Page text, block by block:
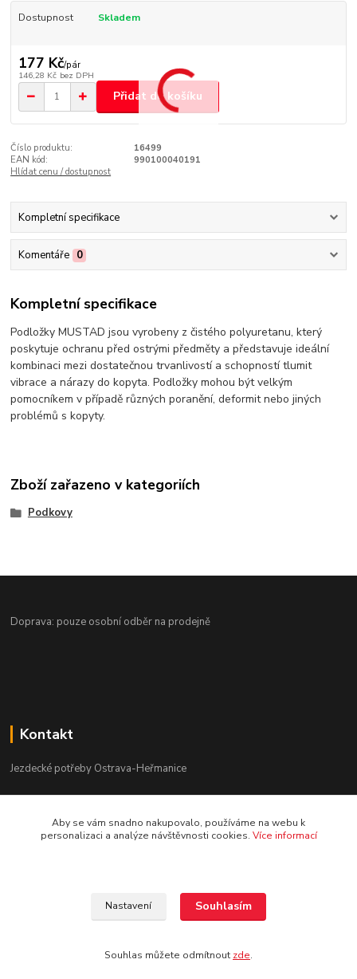
Dostupnost Skladem
177 Kč/pár
146,28 Kč bez DPH
Přidat do košíku
Číslo produktu:
16499
EAN kód:
990100040191
Hlídat cenu / dostupnost
Kompletní specifikace
Komentáře 0
Kompletní specifikace
Podložky MUSTAD jsou vyrobeny z čistého polyuretanu, který
poskytuje ochranu před ostrými předměty a představuje ideální
kombinaci mezi dostatečnou trvanlivostí a schopností tlumit
vibrace a nárazy do kopyta. Podložky mohou být velkým
pomocníkem v případě různých poranění, deformit nebo jiných
problémů s kopyty.
Zboží zařazeno v kategoriích
Podkovy
Doprava: pouze osobní odběr na prodejně
Kontakt
Jezdecké potřeby Ostrava-Heřmanice
Po-Pá 9:30 - 17:30
Aby se vám snadno nakupovalo, používáme na webu k
personalizaci a analýze návštěvnosti cookies. Více informací
Nastavení Souhlasím
Souhlas můžete odmítnout zde.